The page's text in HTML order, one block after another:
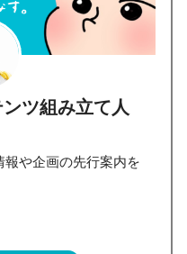
ツ組み立て人
報や企画の先行案内を